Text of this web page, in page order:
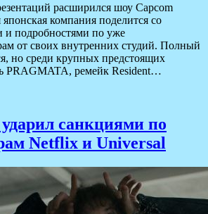
расширился шоу Capcom
компания поделится со
и подробностями по уже
от своих внутренних студий. Полный
но среди крупных предстоящих
PRAGMATA, ремейк Resident…
санкциями по
Netflix и Universal